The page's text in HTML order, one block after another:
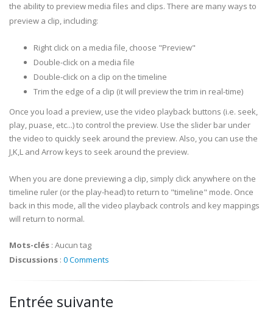
the ability to preview media files and clips. There are many ways to
preview a clip, including:
Right click on a media file, choose "Preview"
Double-click on a media file
Double-click on a clip on the timeline
Trim the edge of a clip (it will preview the trim in real-time)
Once you load a preview, use the video playback buttons (i.e. seek,
play, puase, etc...) to control the preview. Use the slider bar under
the video to quickly seek around the preview. Also, you can use the
J,K,L and Arrow keys to seek around the preview.
When you are done previewing a clip, simply click anywhere on the
timeline ruler (or the play-head) to return to "timeline" mode. Once
back in this mode, all the video playback controls and key mappings
will return to normal.
Mots-clés : Aucun tag
Discussions : 0 Comments
Entrée suivante